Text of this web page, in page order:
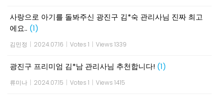
사랑으로 아기를 돌봐주신 광진구 김*숙 관리사님 진짜 최고
에요.. (1)
김민정 | 2024.07.16 | Votes 1 | Views 1339
광진구 프리미엄 김*남 관리사님 추천합니다! (1)
류미나 | 2024.07.15 | Votes 1 | Views 1415